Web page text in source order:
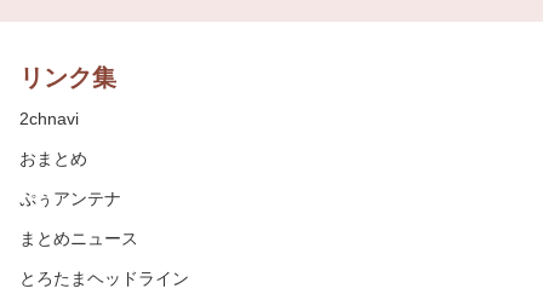
リンク集
2chnavi
おまとめ
ぷぅアンテナ
まとめニュース
とろたまヘッドライン